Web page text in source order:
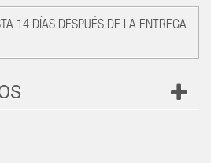
14 DÍAS DESPUÉS DE LA ENTREGA